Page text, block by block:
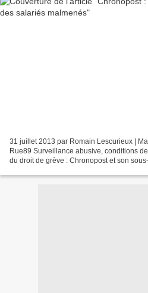
31 juillet 2013 par Romain Lescurieux |
Rue89 Surveillance abusive, conditions
du droit de grève : Chronopost et son